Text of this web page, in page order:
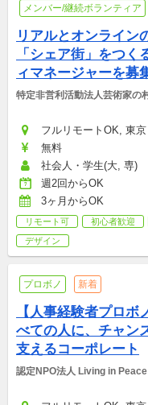
メンバー/継続ボランティア
リアルとオンライン
「シェア街」をつく
ィマネージャーを募
特定非営利活動法人芸術家の
フルリモートOK, 東
無料
社会人・学生(大, 専)
週2回からOK
3ヶ月からOK
リモート可 初心者歓迎
デザイン
プロボノ 新着
【人事経験者プロボ
べての人に、チャン
支えるコーポレート
認定NPO法人 Living in Peace